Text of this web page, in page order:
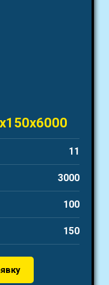
11
3000
100
150